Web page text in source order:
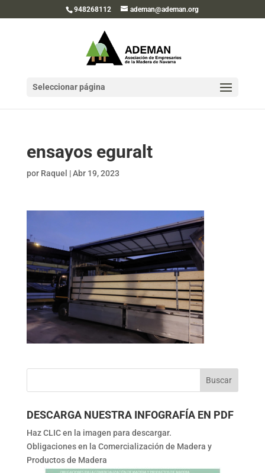
948268112 ademan@ademan.org
Seleccionar página
ensayos eguralt
por Raquel |Abr 19, 2023
DESCARGA NUESTRA INFOGRAFÍA EN PDF
Haz CLIC en la imagen para descargar.
Obligaciones en la Comercialización de Madera y
Productos de Madera